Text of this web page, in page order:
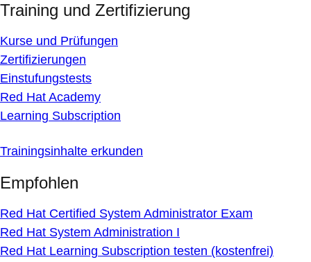
Training und Zertifizierung
Kurse und Prüfungen
Zertifizierungen
Einstufungstests
Red Hat Academy
Learning Subscription
Trainingsinhalte erkunden
Empfohlen
Red Hat Certified System Administrator Exam
Red Hat System Administration I
Red Hat Learning Subscription testen (kostenfrei)